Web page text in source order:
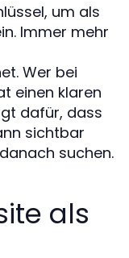
um als
Immer mehr
Wer bei
einen klaren
dafür, dass
sichtbar
suchen.
als